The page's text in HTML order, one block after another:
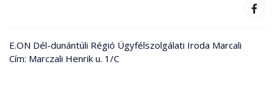
E.ON Dél-dunántúli Régió Ügyfélszolgálati Iroda Marcali
Cím: Marczali Henrik u. 1/C